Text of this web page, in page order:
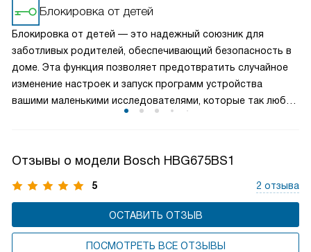
начала до конца. Предустановленные программы
самостоятельно регулируют температуру, время
приготовления и режимы нагрева, освобождая вас от
необходимости следить за процессом.
Блокировка от детей
Блокировка от детей — это надежный союзник для
заботливых родителей, обеспечивающий безопасность в
доме. Эта функция позволяет предотвратить случайное
изменение настроек и запуск программ устройства
вашими маленькими исследователями, которые так любят
Отзывы о модели Bosch HBG675BS1
5 2 отзыва
ОСТАВИТЬ ОТЗЫВ
ПОСМОТРЕТЬ ВСЕ ОТЗЫВЫ